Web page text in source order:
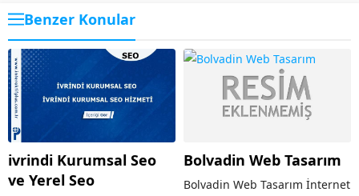
Benzer Konular
ivrindi Kurumsal Seo
ve Yerel Seo
Bolvadin Web Tasarım
Bolvadin Web Tasarım İnternet